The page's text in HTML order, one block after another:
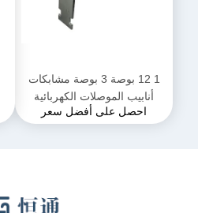
1 12 بوصة 3 بوصة مشابكات
أنابيب الموصلات الكهربائية
للأنابيب
احصل على أفضل سعر